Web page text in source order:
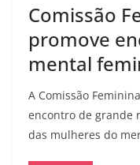
Comissão
promove
mental
A Comissão
encontro de grande
das mulheres do